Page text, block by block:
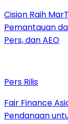
Cision Raih
Pemantauan
Pers, dan AEO
Pers Rilis
Fair Finance
Pendanaan